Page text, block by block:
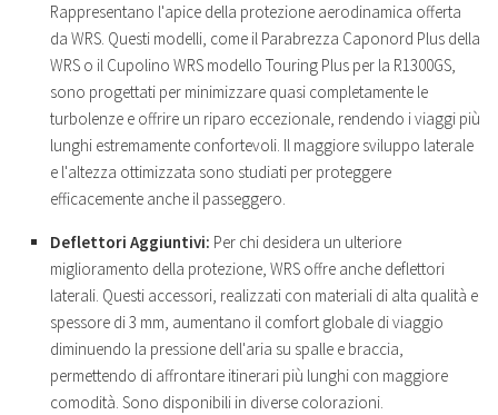
Rappresentano l'apice della protezione aerodinamica offerta
da WRS. Questi modelli, come il Parabrezza Caponord Plus della
WRS o il Cupolino WRS modello Touring Plus per la R1300GS,
sono progettati per minimizzare quasi completamente le
turbolenze e offrire un riparo eccezionale, rendendo i viaggi più
lunghi estremamente confortevoli. Il maggiore sviluppo laterale
e l'altezza ottimizzata sono studiati per proteggere
efficacemente anche il passeggero.
Deflettori Aggiuntivi: Per chi desidera un ulteriore
miglioramento della protezione, WRS offre anche deflettori
laterali. Questi accessori, realizzati con materiali di alta qualità e
spessore di 3 mm, aumentano il comfort globale di viaggio
diminuendo la pressione dell'aria su spalle e braccia,
permettendo di affrontare itinerari più lunghi con maggiore
comodità. Sono disponibili in diverse colorazioni.